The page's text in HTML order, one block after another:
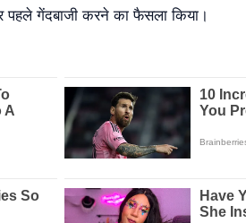
गेंदबाजी करने का फैसला किया।